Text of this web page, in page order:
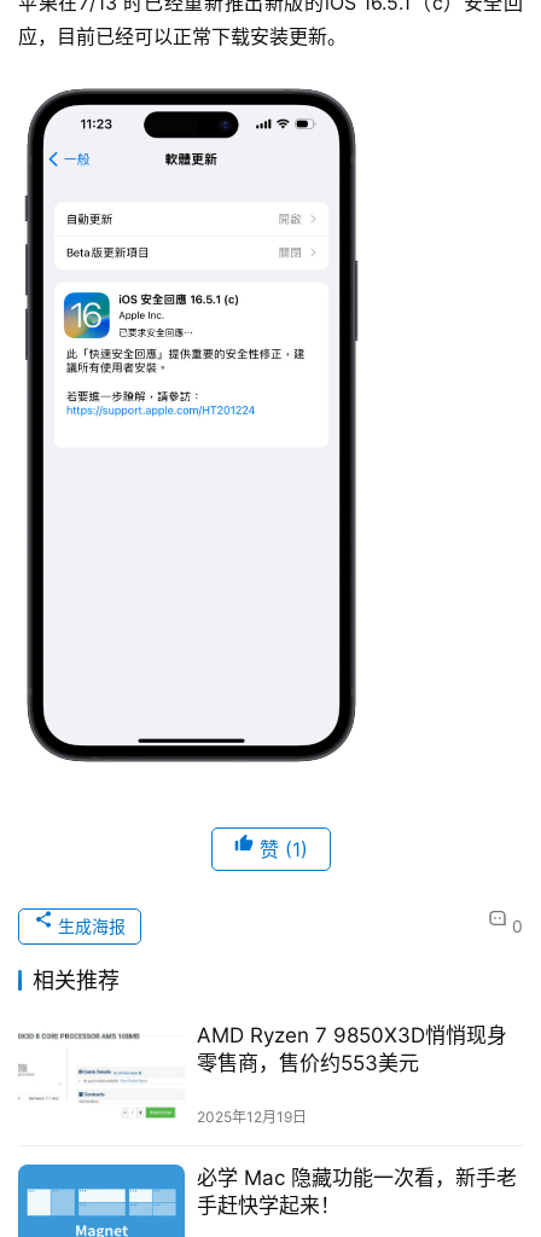
应，目前已经可以正常下载安装更新。
赞 (1)
0
生成海报
相关推荐
AMD Ryzen 7 9850X3D悄悄现身
零售商，售价约553美元
2025年12月19日
必学 Mac 隐藏功能一次看，新手老
手赶快学起来！